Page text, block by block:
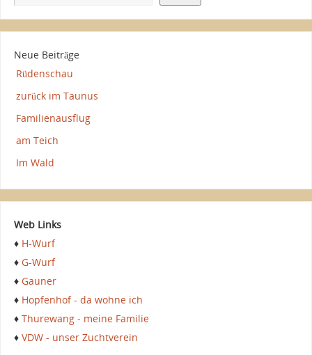
Neue Beiträge
Rüdenschau
zurück im Taunus
Familienausflug
am Teich
Im Wald
Web Links
♦ H-Wurf
♦ G-Wurf
♦ Gauner
♦ Hopfenhof - da wohne ich
♦ Thurewang - meine Familie
♦ VDW - unser Zuchtverein